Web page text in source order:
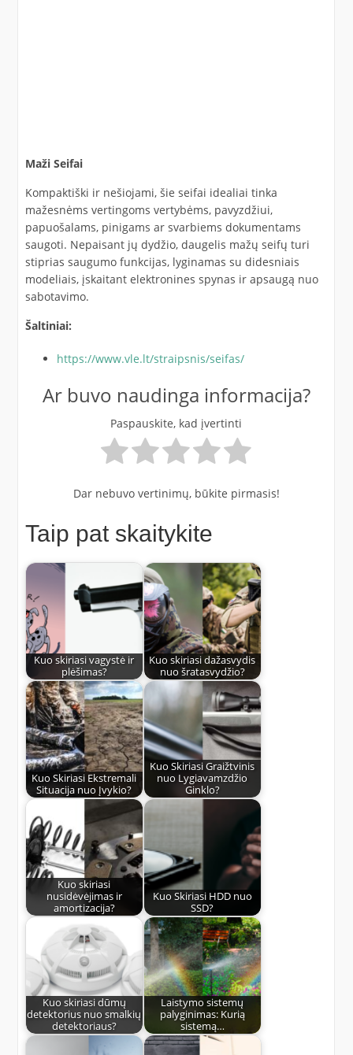
Maži Seifai
Kompaktiški ir nešiojami, šie seifai idealiai tinka
mažesnėms vertingoms vertybėms, pavyzdžiui,
papuošalams, pinigams ar svarbiems dokumentams
saugoti. Nepaisant jų dydžio, daugelis mažų seifų turi
stiprias saugumo funkcijas, lyginamas su didesniais
modeliais, įskaitant elektronines spynas ir apsaugą nuo
sabotavimo.
Šaltiniai:
https://www.vle.lt/straipsnis/seifas/
Ar buvo naudinga informacija?
Paspauskite, kad įvertinti
Dar nebuvo vertinimų, būkite pirmasis!
Taip pat skaitykite
Kuo skiriasi vagystė ir
plėšimas?
Kuo skiriasi dažasvydis
nuo šratasvydžio?
Kuo Skiriasi Ekstremali
Situacija nuo Įvykio?
Kuo Skiriasi Graižtvinis
nuo Lygiavamzdžio
Ginklo?
Kuo skiriasi
nusidėvėjimas ir
amortizacija?
Kuo Skiriasi HDD nuo
SSD?
Kuo skiriasi dūmų
detektorius nuo smalkių
detektoriaus?
Laistymo sistemų
palyginimas: Kurią
sistemą…